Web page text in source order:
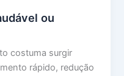
ou
costuma surgir
rápido, redução